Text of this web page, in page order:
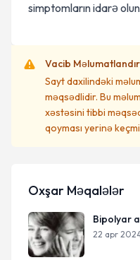
simptomların idarə
Vacib
Sayt daxilindəki
məqsədlidir. Bu
xəstəsini tibbi
qoyması yerinə
Oxşar Məqalələr
Bipolyar
22 apr